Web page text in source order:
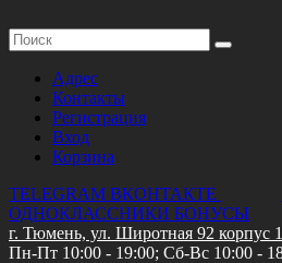
Адрес
Контакты
Регистрация
Вход
Корзина
TELEGRAM ВКОНТАКТЕ
ОДНОКЛАССНИКИ БОНУСЫ
г. Тюмень, ул. Широтная 92 корпус 1
Пн-Пт 10:00 - 19:00; Сб-Вс 10:00 -